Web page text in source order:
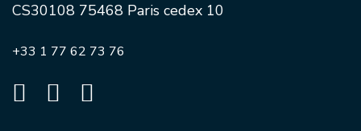
CS30108 75468 Paris cedex 10
+33 1 77 62 73 76